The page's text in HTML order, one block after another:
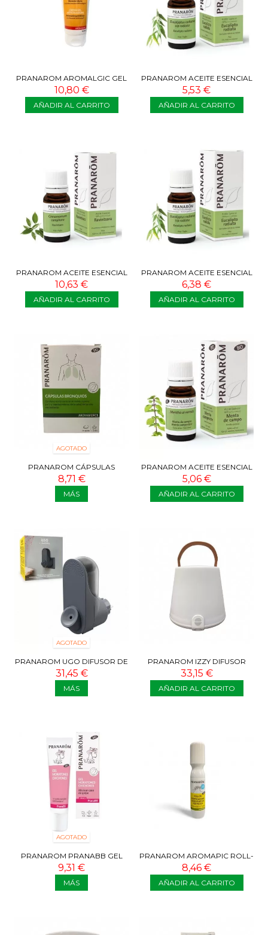
PRANAROM AROMALGIC GEL
CREMA ARTICULACIONES Y
MÚSCULOS ML
10,80 €
AÑADIR AL CARRITO
PRANAROM ACEITE ESENCIAL
EUCALIPTO RADIATA 10 ML
5,53 €
AÑADIR AL CARRITO
PRANAROM ACEITE ESENCIAL
RAVINTSARA 10 ML
10,63 €
AÑADIR AL CARRITO
PRANAROM ACEITE ESENCIAL
ARBOL DEL TE 10 ML
6,38 €
AÑADIR AL CARRITO
AGOTADO
PRANAROM CÁPSULAS
BRONQUIOS 30 CAPS
8,71 €
MÁS
PRANAROM ACEITE ESENCIAL
MENTA DE CAMPO BIO 10 ML
5,06 €
AÑADIR AL CARRITO
AGOTADO
PRANAROM UGO DIFUSOR DE
ENCHUFE
31,45 €
MÁS
PRANAROM IZZY DIFUSOR
PORTATIL ACEITES
ESENCIALES
33,15 €
AÑADIR AL CARRITO
AGOTADO
PRANAROM PRANABB GEL
MORATONES CHICHONES BIO
15 ML
9,31 €
MÁS
PRANAROM AROMAPIC ROLL-
ON POSTPICADURAS 15 ML
8,46 €
AÑADIR AL CARRITO